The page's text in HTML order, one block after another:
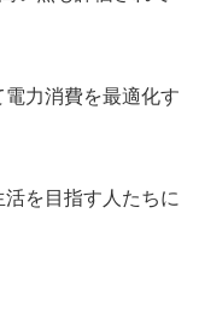
力消費を最適化す
を目指す人たちに